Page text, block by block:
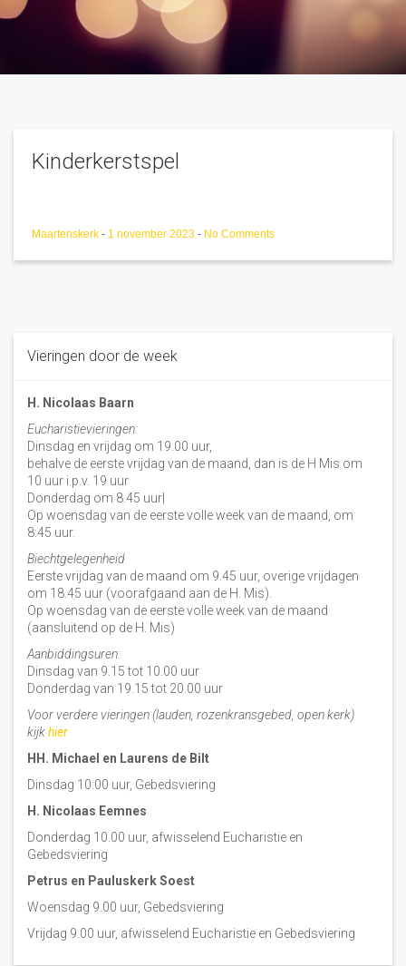
Kinderkerstspel
Maartenskerk - 1 november 2023 - No Comments
Vieringen door de week
H. Nicolaas Baarn
Eucharistievieringen:
Dinsdag en vrijdag om 19.00 uur,
behalve de eerste vrijdag van de maand, dan is de H Mis om
10 uur i.p.v. 19 uur
Donderdag om 8.45 uur|
Op woensdag van de eerste volle week van de maand, om
8:45 uur.
Biechtgelegenheid
Eerste vrijdag van de maand om 9.45 uur, overige vrijdagen
om 18.45 uur (voorafgaand aan de H. Mis).
Op woensdag van de eerste volle week van de maand
(aansluitend op de H. Mis)
Aanbiddingsuren:
Dinsdag van 9.15 tot 10.00 uur
Donderdag van 19.15 tot 20.00 uur
Voor verdere vieringen (lauden, rozenkransgebed, open kerk)
kijkhier
HH. Michael en Laurens de Bilt
Dinsdag 10:00 uur, Gebedsviering
H. Nicolaas Eemnes
Donderdag 10.00 uur, afwisselend Eucharistie en
Gebedsviering
Petrus en Pauluskerk Soest
Woensdag 9.00 uur, Gebedsviering
Vrijdag 9.00 uur, afwisselend Eucharistie en Gebedsviering